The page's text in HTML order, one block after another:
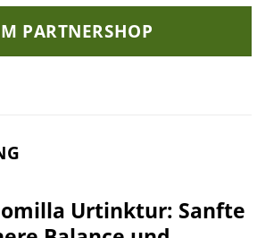
PARTNERSHOP
Urtinktur: Sanfte